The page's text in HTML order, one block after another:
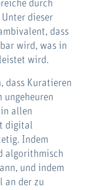
durch
dieser
dass
wird, was in
wird.
dass Kuratieren
ungeheuren
allen
digital
Indem
algorithmisch
und indem
an der zu